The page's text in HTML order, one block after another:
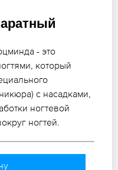
- это
который
с насадками,
ногтевой
ногтей.